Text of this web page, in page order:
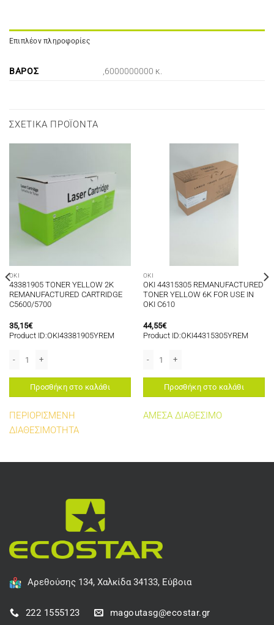
Επιπλέον πληροφορίες
ΒΆΡΟΣ ,6000000000 κ.
ΣΧΕΤΙΚΆ ΠΡΟΪΌΝΤΑ
OKI
43381905 TONER YELLOW 2K
REMANUFACTURED CARTRIDGE
C5600/5700
35,15€
Product ID:OKI43381905YREM
Προσθήκη στο καλάθι
ΠΕΡΙΟΡΙΣΜΕΝΗ
ΔΙΑΘΕΣΙΜΟΤΗΤΑ
OKI
OKI 44315305 REMANUFACTURED
TONER YELLOW 6K FOR USE IN
OKI C610
44,55€
Product ID:OKI44315305YREM
Προσθήκη στο καλάθι
ΑΜΕΣΑ ΔΙΑΘΕΣΙΜΟ
Αρεθούσης 134, Χαλκίδα 34133, Εύβοια
222 1555123 magoutasg@ecostar.gr